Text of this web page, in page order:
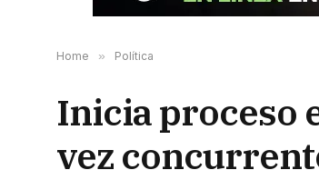
Home » Política
Inicia proceso
vez